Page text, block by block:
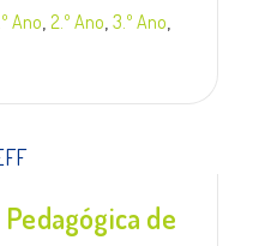
Ano 2.º Ano 3.º Ano
de